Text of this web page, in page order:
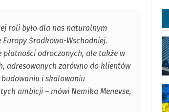
roli było dla nas naturalnym
Środkowo-Wschodniej.
odroczonych, ale także w
adresowanych zarówno do klientów
i skalowaniu
ambicji – mówi Nemika Menevse,